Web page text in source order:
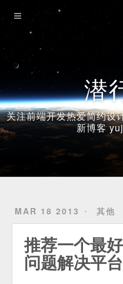
潜
关注前端开发热爱简约设
新博客
MAR 18 2013 其他
推荐一个最
问题解决平台
Home